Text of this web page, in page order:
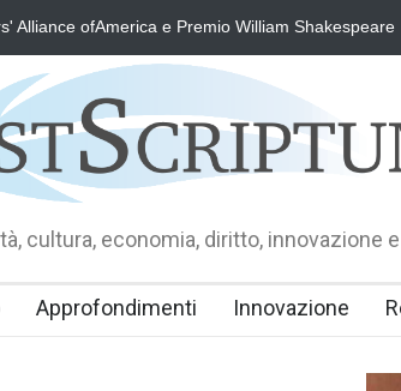
Passaporto di Fausto Angelo Coppi" il Premio
cultura, economia, diritto, innovazione
Approfondimenti Innovazione